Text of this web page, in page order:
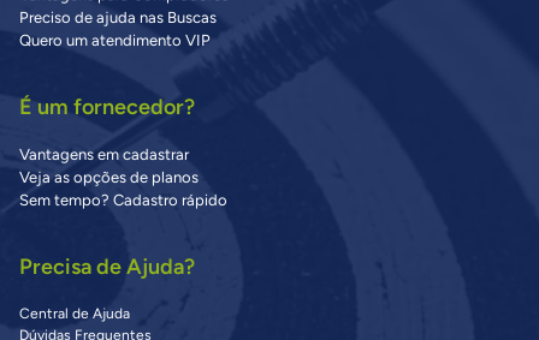
Preciso de ajuda nas Buscas
Quero um atendimento VIP
É um fornecedor?
Vantagens em cadastrar
Veja as opções de planos
Sem tempo? Cadastro rápido
Precisa de Ajuda?
Central de Ajuda
Dúvidas Frequentes